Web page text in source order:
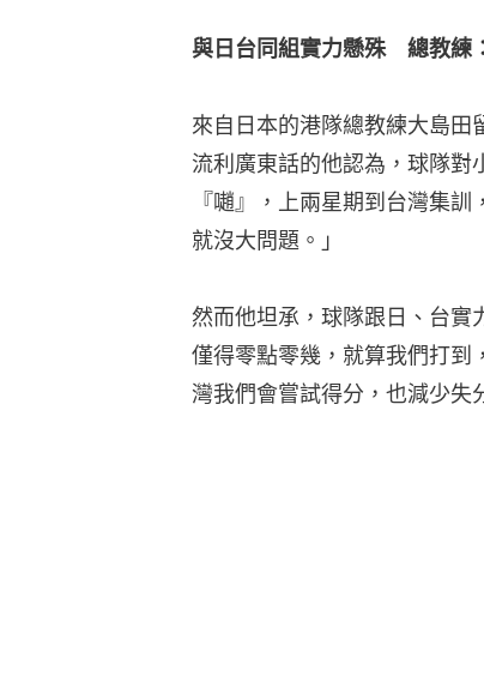
與日台同組實力懸殊　總教練
來自日本的港隊總教練大島田
流利廣東話的他認為，球隊對
『𡁻』，上兩星期到台灣集
就沒大問題。」
然而他坦承，球隊跟日、台實
僅得零點零幾，就算我們打到
灣我們會嘗試得分，也減少失